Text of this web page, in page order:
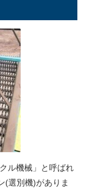
ル機械」と呼ばれ
(選別機)がありま